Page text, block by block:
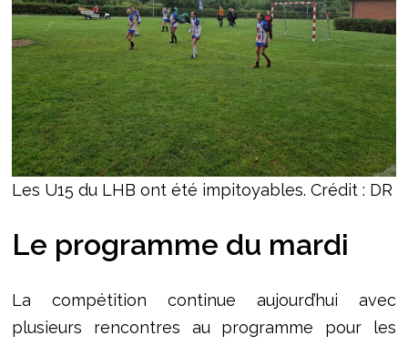
Les U15 du LHB ont été impitoyables. Crédit : DR
Le programme du mardi
La compétition continue aujourd’hui avec
plusieurs rencontres au programme pour les